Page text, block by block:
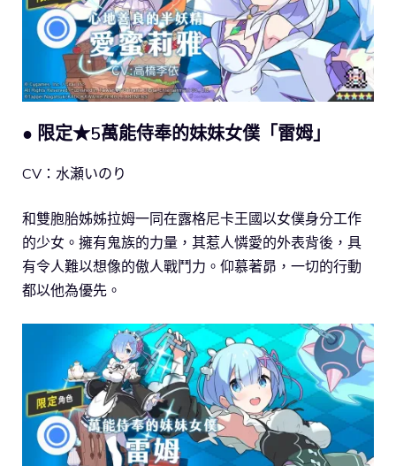
● 限定★5萬能侍奉的妹妹女僕「雷姆」
CV：水瀬いのり
和雙胞胎姊姊拉姆一同在露格尼卡王國以女僕身分工作
的少女。擁有鬼族的力量，其惹人憐愛的外表背後，具
有令人難以想像的傲人戰鬥力。仰慕著昴，一切的行動
都以他為優先。